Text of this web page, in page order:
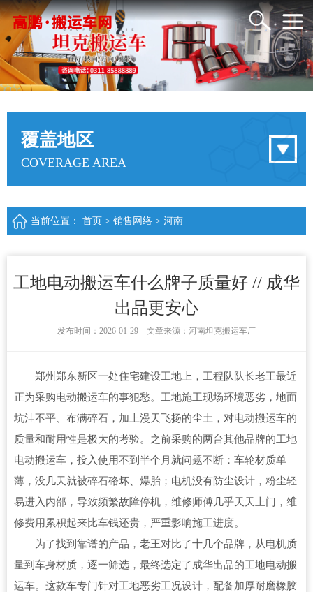
覆盖地区
COVERAGE AREA
当前位置： 首页 > 销售网络 > 河南
工地电动搬运车什么牌子质量好 // 成华
出品更安心
发布时间：2026-01-29 文章来源：河南坦克搬运车厂
郑州郑东新区一处住宅建设工地上，工程队队长老王最近
正为采购电动搬运车的事犯愁。工地施工现场环境恶劣，地面
坑洼不平、布满碎石，加上漫天飞扬的尘土，对电动搬运车的
质量和耐用性是极大的考验。之前采购的两台其他品牌的工地
电动搬运车，投入使用不到半个月就问题不断：车轮材质单
薄，没几天就被碎石硌坏、爆胎；电机没有防尘设计，粉尘轻
易进入内部，导致频繁故障停机，维修师傅几乎天天上门，维
修费用累积起来比车钱还贵，严重影响施工进度。
为了找到靠谱的产品，老王对比了十几个品牌，从电机质
量到车身材质，逐一筛选，最终选定了成华出品的工地电动搬
运车。这款车专门针对工地恶劣工况设计，配备加厚耐磨橡胶